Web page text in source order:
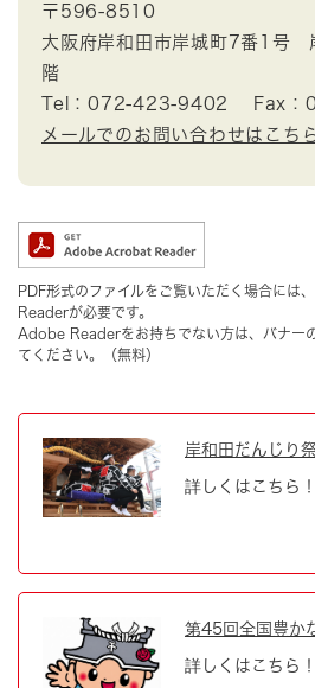
〒596-8510
大阪府岸和田市岸城町7番1号
階
Tel：072-423-9402
Fax
メールでのお問い合わせはこち
PDF形式のファイルをご覧いただく場合に
Readerが必要です。
Adobe Readerをお持ちでない方は、バナー
てください。（無料）
岸和田だんじり
詳しくはこちら！
第45回全国豊か
詳しくはこちら！